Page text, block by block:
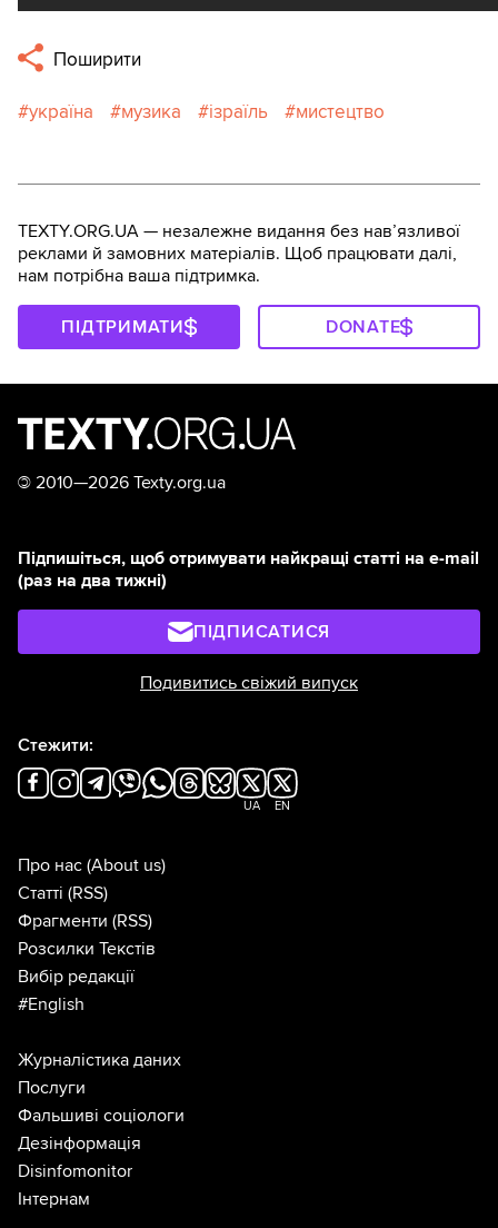
Поширити
україна музика ізраїль мистецтво
TEXTY.ORG.UA — незалежне видання без навʼязливої
реклами й замовних матеріалів. Щоб працювати далі,
нам потрібна ваша підтримка.
ПІДТРИМАТИ DONATE
© 2010—2026 Texty.org.ua
Підпишіться, щоб отримувати найкращі статті на e-mail
(раз на два тижні)
ПІДПИСАТИСЯ
Подивитись свіжий випуск
Стежити:
UA EN
Про нас (About us)
Статті (RSS)
Фрагменти (RSS)
Розсилки Текстів
Вибір редакції
#English
Журналістика даних
Послуги
Фальшиві соціологи
Дезінформація
Disinfomonitor
Інтернам